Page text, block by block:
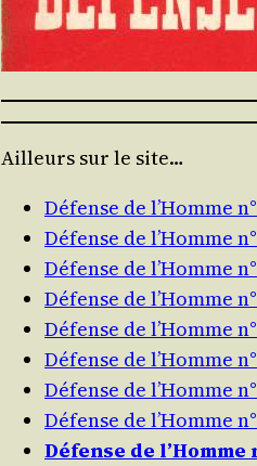
Ailleurs sur le site…
Défense de l’Homme
Défense de l’Homme
Défense de l’Homme
Défense de l’Homme
Défense de l’Homme
Défense de l’Homme
Défense de l’Homme
Défense de l’Homme
Défense de l’Homme